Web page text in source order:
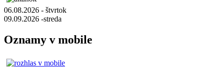
06.08.2026 - štvrtok
09.09.2026 -streda
Oznamy v mobile